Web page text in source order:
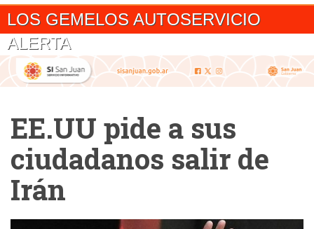
LOS GEMELOS AUTOSERVICIO
ALERTA
EE.UU pide a sus
ciudadanos salir de
Irán